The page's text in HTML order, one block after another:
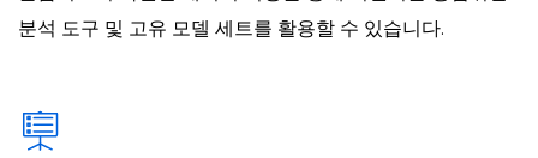
분석 도구 및 고유 모델 세트를 활용할 수 있습니다.